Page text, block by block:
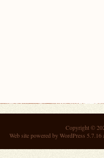
Copyright ©
Web site powered byWordPress 5.7.16